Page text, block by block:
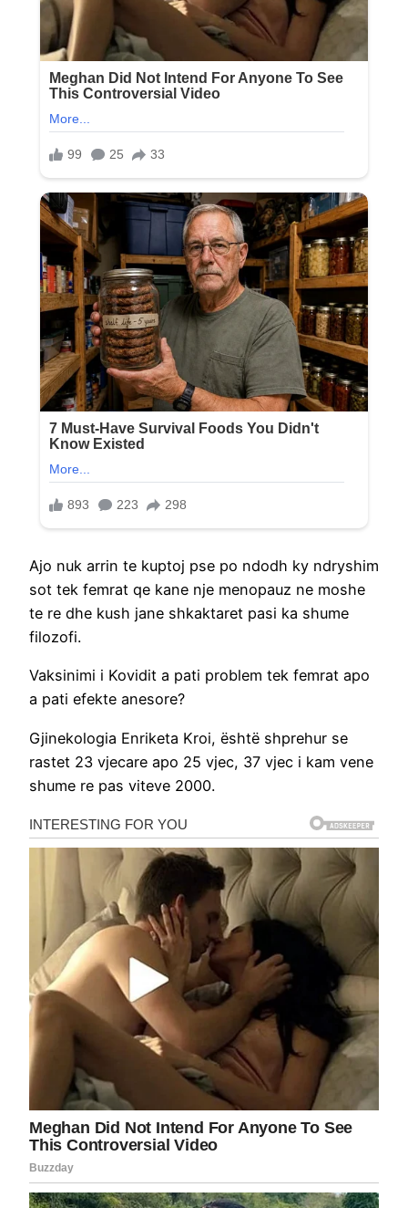
Ajo nuk arrin te kuptoj pse po ndodh ky ndryshim
sot tek femrat qe kane nje menopauz ne moshe
te re dhe kush jane shkaktaret pasi ka shume
filozofi.
Vaksinimi i Kovidit a pati problem tek femrat apo
a pati efekte anesore?
Gjinekologia Enriketa Kroi, është shprehur se
rastet 23 vjecare apo 25 vjec, 37 vjec i kam vene
shume re pas viteve 2000.